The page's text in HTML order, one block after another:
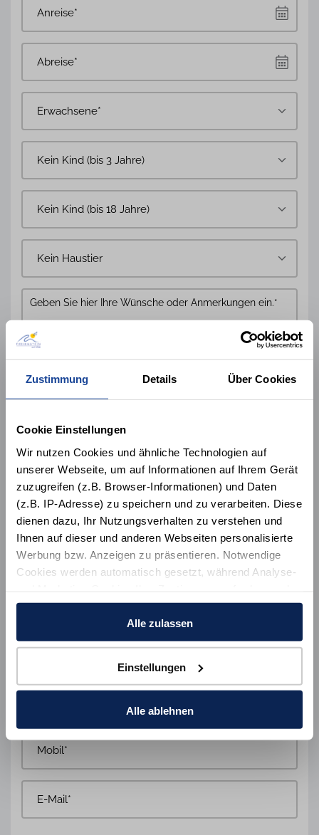
Zustimmung Details Über Cookies
Cookie Einstellungen
Wir nutzen Cookies und ähnliche Technologien auf
unserer Webseite, um auf Informationen auf Ihrem Gerät
zuzugreifen (z.B. Browser-Informationen) und Daten
(z.B. IP-Adresse) zu speichern und zu verarbeiten. Diese
dienen dazu, Ihr Nutzungsverhalten zu verstehen und
Ihnen auf dieser und anderen Webseiten personalisierte
Werbung bzw. Anzeigen zu präsentieren. Notwendige
Cookies werden automatisch gesetzt, während Analyse-
auch außerhalb der EU/EWR, z.B. in den USA,
verarbeitet werden, wo Ihre Daten nicht mit den gleichen
Datenschutzstandards geschützt sind wie in der EU.
Ihre Einwilligung erteilen Sie mit "Alle zulassen" oder
beschränken auf notwendige Cookies mit "Alle ablehnen".
Weitere Informationen und Details zu unseren Partnern
finden Sie in unsereren
demImpressum.
Alle zulassen
Einstellungen
Alle ablehnen
Kontaktdaten